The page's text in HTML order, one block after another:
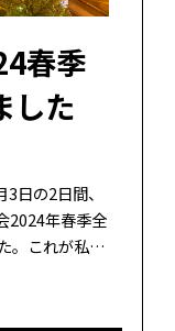
春季
した
日の2日間、
2024年春季全
。これが私に
学会への参